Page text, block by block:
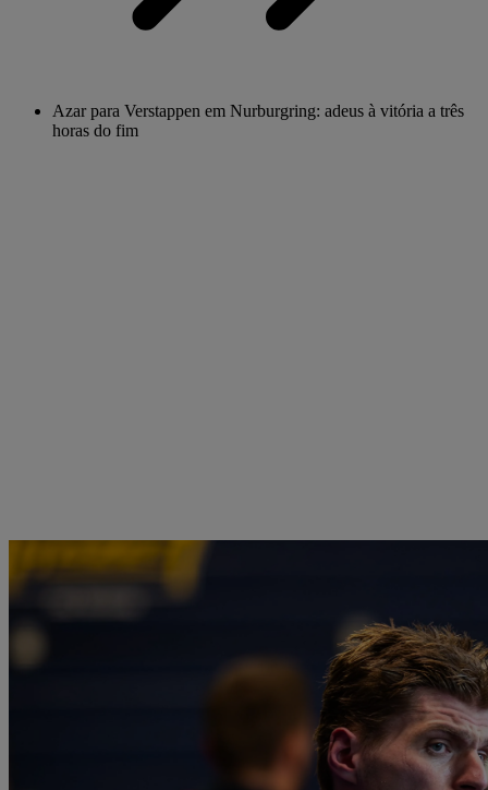
Azar para Verstappen em Nurburgring: adeus à vitória a três
horas do fim